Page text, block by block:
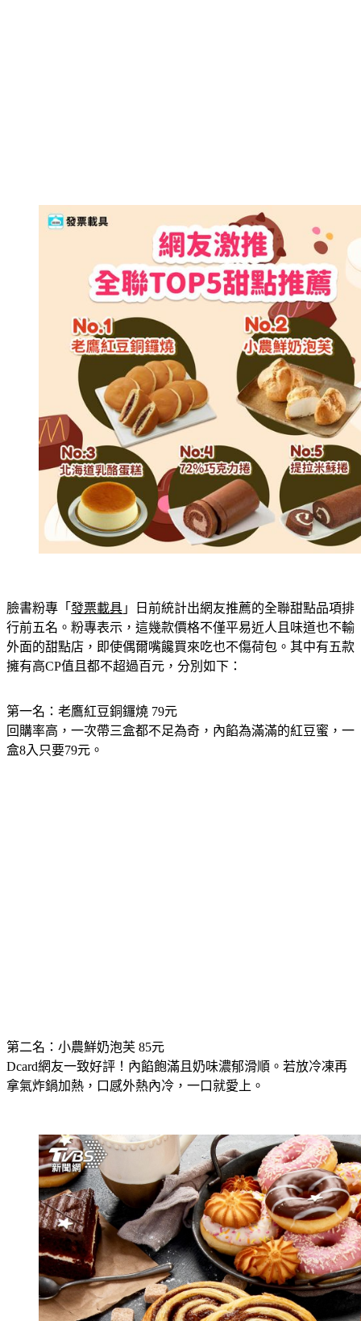
臉書粉專「 發票載具 」日前統計出網友推薦的全聯甜點品項排
行前五名。粉專表示，這幾款價格不僅平易近人且味道也不輸
外面的甜點店，即使偶爾嘴饞買來吃也不傷荷包。其中有五款
擁有高CP值且都不超過百元，分別如下：
第一名：老鷹紅豆銅鑼燒 79元
回購率高，一次帶三盒都不足為奇，內餡為滿滿的紅豆蜜，一
盒8入只要79元。
第二名：小農鮮奶泡芙 85元
Dcard網友一致好評！內餡飽滿且奶味濃郁滑順。若放冷凍再
拿氣炸鍋加熱，口感外熱內冷，一口就愛上。